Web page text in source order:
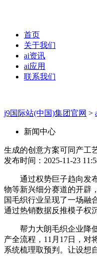
首页
关于我们
ai资讯
ai应用
联系我们
j9国际站(中国)集团官网 >
新闻中心
生成的创意方案可同产工
发布时间：2025-11-23
通过权势巨子趋向发布
物等新兴细分赛道的开辟
国毛织行业呈现了一场融
通过热销数据反推模子权沉
帮力大朗毛织企业降低
产全流程，11月17日，对
系统梳理取预判。让设想